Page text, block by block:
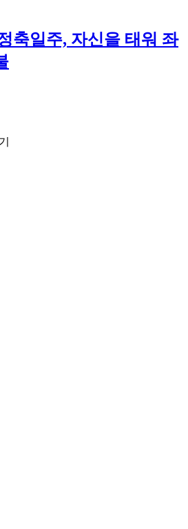
축일주, 자신을 태워 좌